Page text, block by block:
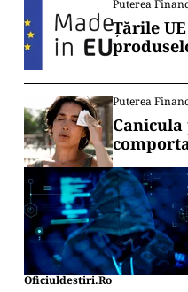
Puterea
Țările
Puterea
Oficiuldestiri.ro